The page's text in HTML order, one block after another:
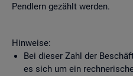
Pendlern gezählt werden.
Hinweise:
Bei dieser Zahl der
es sich um ein